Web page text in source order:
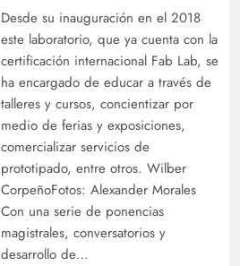
Desde su inauguración en el 2018
este laboratorio, que ya cuenta con la
certificación internacional Fab Lab, se
ha encargado de educar a través de
talleres y cursos, concientizar por
medio de ferias y exposiciones,
comercializar servicios de
prototipado, entre otros. Wilber
CorpeñoFotos: Alexander Morales
Con una serie de ponencias
magistrales, conversatorios y
desarrollo de…